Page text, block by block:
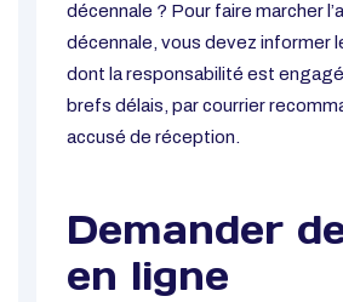
décennale ? Pour faire marcher
décennale, vous devez informer
dont la responsabilité est
brefs délais, par courrier
accusé de réception.
Demander
en ligne